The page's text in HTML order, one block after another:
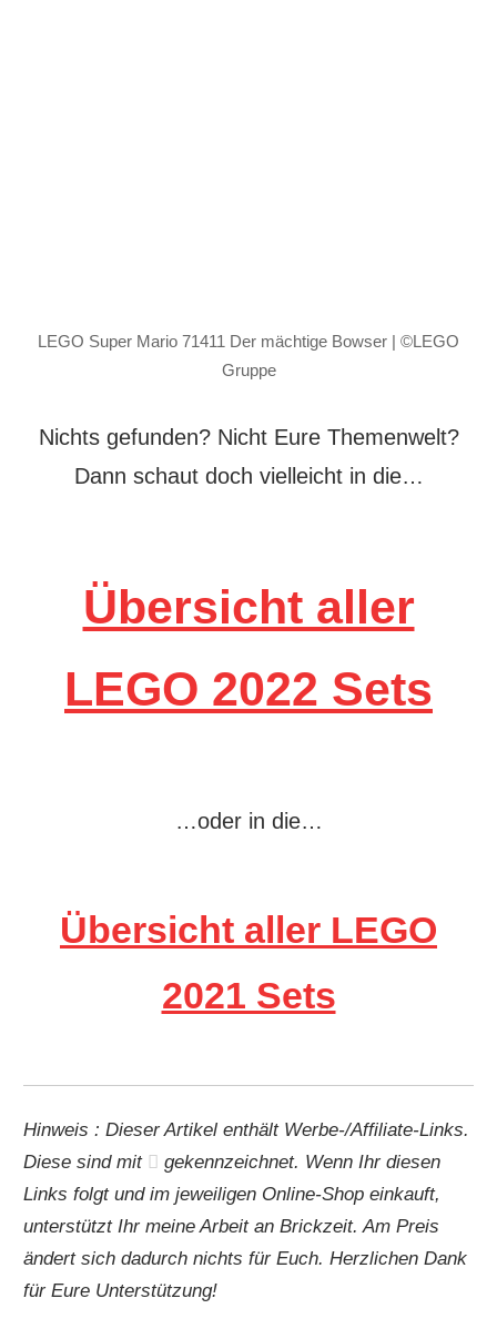
LEGO Super Mario 71411 Der mächtige Bowser | ©LEGO
Gruppe
Nichts gefunden? Nicht Eure Themenwelt?
Dann schaut doch vielleicht in die…
Übersicht aller
LEGO 2022 Sets
…oder in die…
Übersicht aller LEGO
2021 Sets
Hinweis : Dieser Artikel enthält Werbe-/Affiliate-Links.
Diese sind mit
gekennzeichnet. Wenn Ihr diesen
Links folgt und im jeweiligen Online-Shop einkauft,
unterstützt Ihr meine Arbeit an Brickzeit. Am Preis
ändert sich dadurch nichts für Euch. Herzlichen Dank
für Eure Unterstützung!